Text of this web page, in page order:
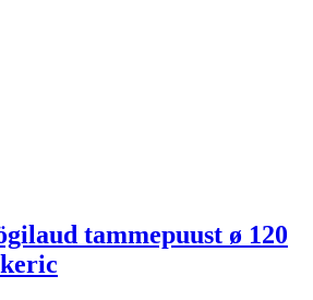
tammepuust ø 120